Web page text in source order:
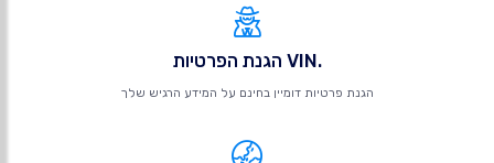
.VIN הגנת הפרטיות
הגנת פרטיות דומיין בחינם על המידע הרגיש שלך